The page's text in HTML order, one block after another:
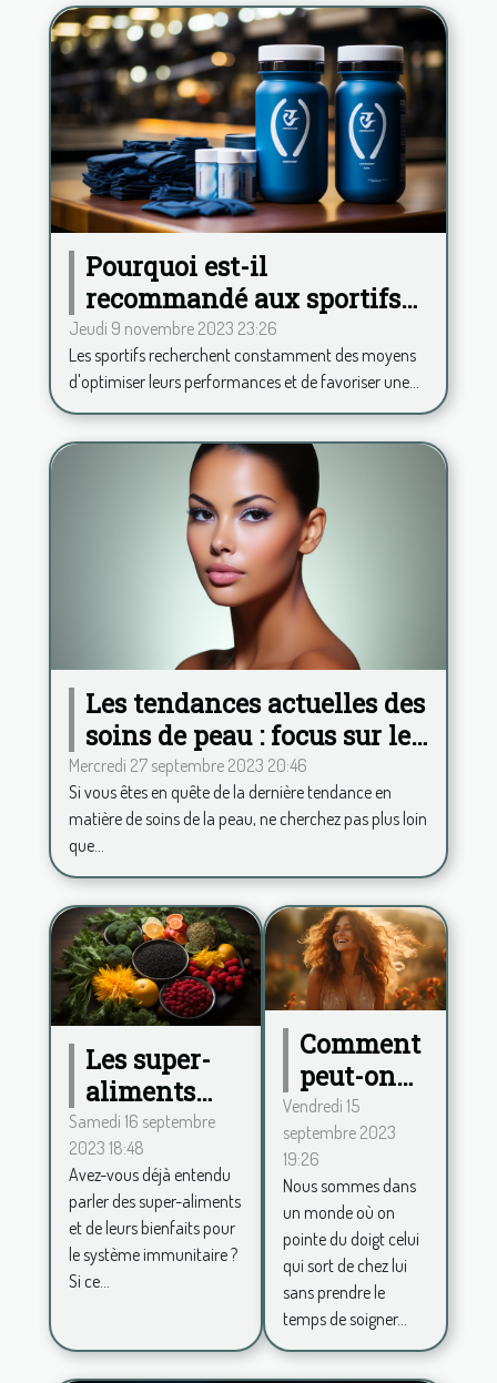
Pourquoi est-il
recommandé aux sportifs
de consommer de la
phycocyanine ?
Jeudi 9 novembre 2023 23:26
Les sportifs recherchent constamment des moyens
d'optimiser leurs performances et de favoriser une...
Les tendances actuelles des
soins de peau : focus sur le
Hydrafacial
Mercredi 27 septembre 2023 20:46
Si vous êtes en quête de la dernière tendance en
matière de soins de la peau, ne cherchez pas plus loin
que...
Les super-
aliments
pour
renforcer le
système
immunitaire
Samedi 16 septembre
2023 18:48
Avez-vous déjà entendu
parler des super-aliments
et de leurs bienfaits pour
le système immunitaire ?
Si ce...
Comment
peut-on
procéder
pour se
sentir
belle au
quotidien
et avoir
plus de
confiance
en soi ?
Vendredi 15
septembre 2023
19:26
Nous sommes dans
un monde où on
pointe du doigt celui
qui sort de chez lui
sans prendre le
temps de soigner...